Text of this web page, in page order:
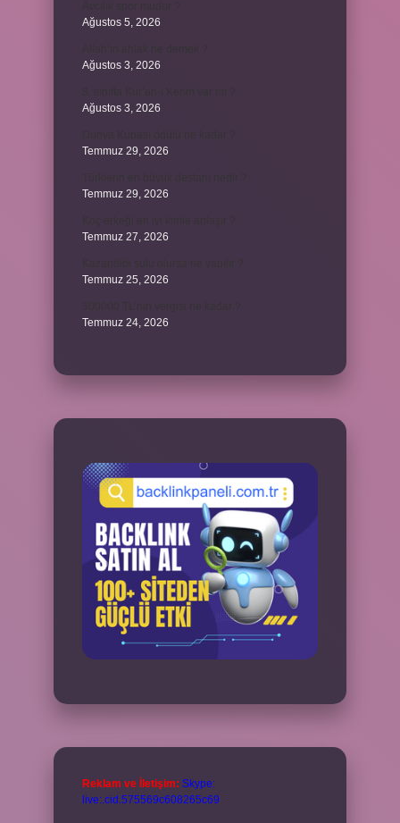
Ağustos 5, 2026
Ağustos 3, 2026
Ağustos 3, 2026
Temmuz 29, 2026
Temmuz 29, 2026
Temmuz 27, 2026
Temmuz 25, 2026
Temmuz 24, 2026
Reklam ve İletişim: Skype:
live:.cid.575569c608265c69